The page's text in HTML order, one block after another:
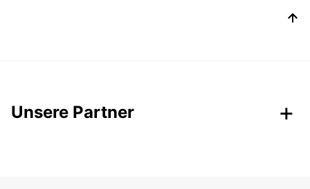
Unsere Partner